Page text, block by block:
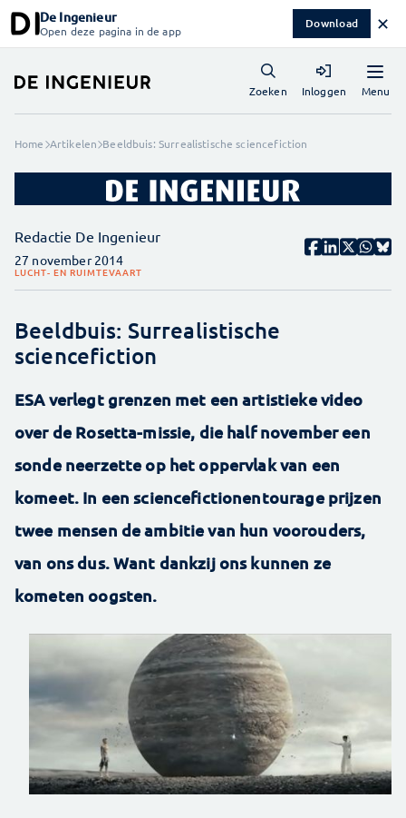
De Ingenieur
Open deze pagina in de app Download ✕
Menu
Zoeken Inloggen
Home Artikelen Beeldbuis: Surrealistische sciencefiction
Redactie De Ingenieur
27 november 2014
LUCHT- EN RUIMTEVAART
Beeldbuis: Surrealistische
sciencefiction
ESA verlegt grenzen met een artistieke video
over de Rosetta-missie, die half november een
sonde neerzette op het oppervlak van een
komeet. In een sciencefictionentourage prijzen
twee mensen de ambitie van hun voorouders,
van ons dus. Want dankzij ons kunnen ze
kometen oogsten.